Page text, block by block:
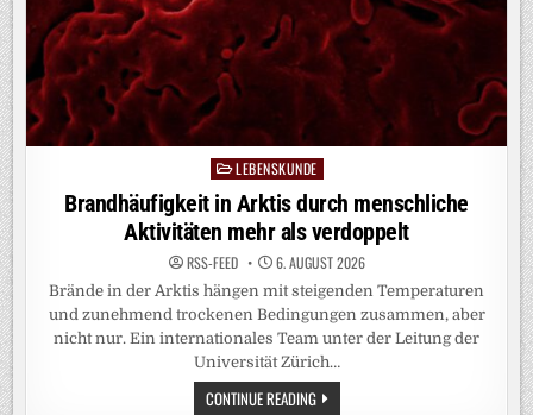
Posted
in
LEBENSKUNDE
Brandhäufigkeit in Arktis durch menschliche
Aktivitäten mehr als verdoppelt
RSS-FEED 6. AUGUST 2026
Brände in der Arktis hängen mit steigenden Temperaturen
und zunehmend trockenen Bedingungen zusammen, aber
nicht nur. Ein internationales Team unter der Leitung der
Universität Zürich…
CONTINUE READINGBRANDHÄUFIGKEIT